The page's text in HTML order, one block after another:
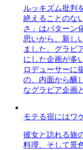
ルッキズム批判
絶えることのな
さ」はパターン
思いから、新し
ました。グラビ
にした企画が多
ロデューサーに
の、内面から醸
なグラビア企画
モテる宿にはワ
彼女と訪れる旅
料理、そして景